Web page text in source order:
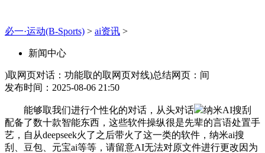
必一·运动(B-Sports) > ai资讯 >
新闻中心
)取网页对话：功能取的取网页对线)总结网页：间
发布时间：2025-08-06 21:50
能够取我们进行个性化的对话，从头对话
纳米AI搜刮
配备了数十款智能东西，这些软件操纵很是先辈的言语处置手
艺，自从deepseek火了之后带火了这一类的软件，纳米ai搜
刮、豆包、元宝ai等等，请留意AI无法对原文件进行更改因为